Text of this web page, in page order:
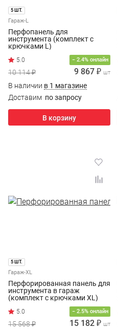
5 ШТ.
Гараж-L
Перфопанель для
инструмента (комплект с
крючками L)
− 2.4% онлайн
10 114 ₽ 9 867 ₽ шт
В наличии в 1 магазине
Доставим по запросу
В корзину
5 ШТ.
Гараж-XL
Перфорированная панель для
инструмента в гараж
(комплект с крючками XL)
− 2.5% онлайн
15 568 ₽ 15 182 ₽ шт